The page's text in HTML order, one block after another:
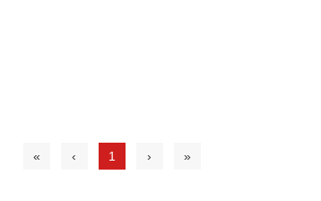
« ‹ 1 › »